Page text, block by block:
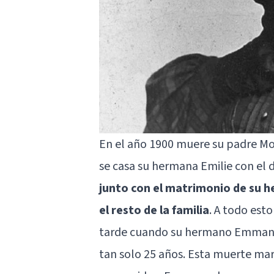
En el año 1900 muere su padre
se casa su hermana Emilie con el
junto con el matrimonio de su
el resto de la familia. A todo
tarde cuando su hermano
tan solo 25 años. Esta muerte